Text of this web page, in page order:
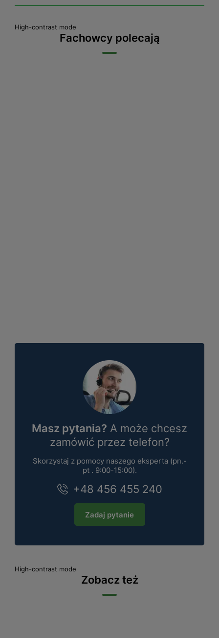
High-contrast mode
Fachowcy polecają
Masz pytania? A może chcesz
zamówić przez telefon?
Skorzystaj z pomocy naszego eksperta (pn.-
pt . 9:00-15:00).
+48 456 455 240
Zadaj pytanie
High-contrast mode
Zobacz też